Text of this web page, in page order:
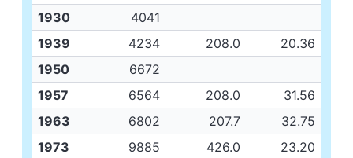
1930
4041
1939
4234 208.0
20.36
1950
6672
1957
6564 208.0
31.56
1963
6802 207.7
32.75
1973
9885 426.0
23.20